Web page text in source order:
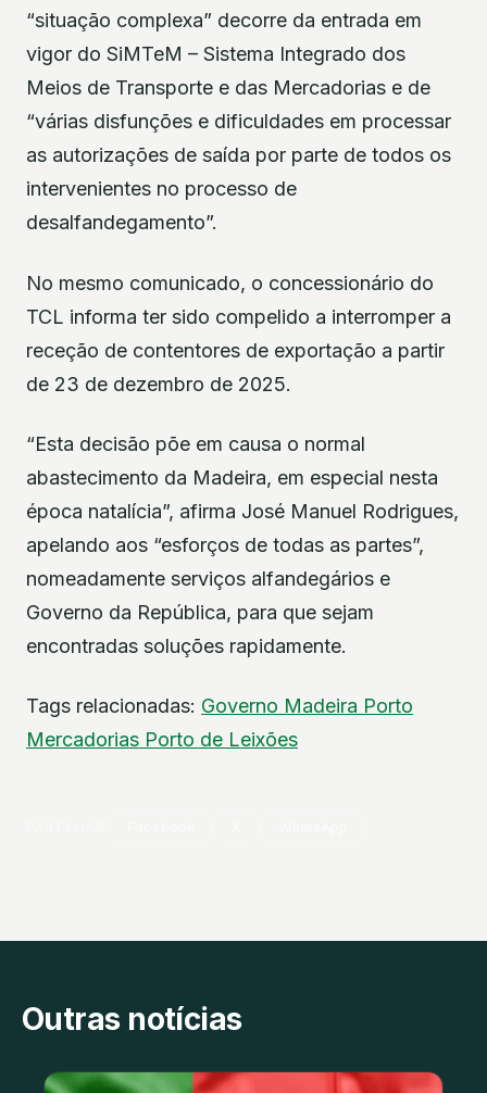
“situação complexa” decorre da entrada em
vigor do SiMTeM – Sistema Integrado dos
Meios de Transporte e das Mercadorias e de
“várias disfunções e dificuldades em processar
as autorizações de saída por parte de todos os
intervenientes no processo de
desalfandegamento”.
No mesmo comunicado, o concessionário do
TCL informa ter sido compelido a interromper a
receção de contentores de exportação a partir
de 23 de dezembro de 2025.
“Esta decisão põe em causa o normal
abastecimento da Madeira, em especial nesta
época natalícia”, afirma José Manuel Rodrigues,
apelando aos “esforços de todas as partes”,
nomeadamente serviços alfandegários e
Governo da República, para que sejam
encontradas soluções rapidamente.
Tags relacionadas: Governo Madeira Porto
Mercadorias Porto de Leixões
Outras notícias